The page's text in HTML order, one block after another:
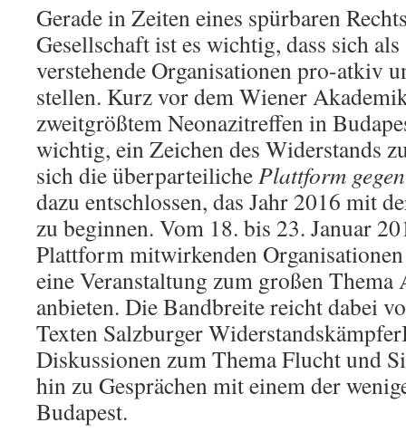
Gerade in Zeiten eines spürbaren
Gesellschaft ist es wichtig, dass sich
verstehende Organisationen pro-atkiv
stellen. Kurz vor dem Wiener
zweitgrößtem Neonazitreffen in
wichtig, ein Zeichen des Widerstands
sich die überparteiliche Plattform
dazu entschlossen, das Jahr 2016 mit
zu beginnen. Vom 18. bis 23. Januar
Plattform mitwirkenden
eine Veranstaltung zum großen Thema
anbieten. Die Bandbreite reicht dabei
Texten Salzburger
Diskussionen zum Thema Flucht und
hin zu Gesprächen mit einem der
Budapest.